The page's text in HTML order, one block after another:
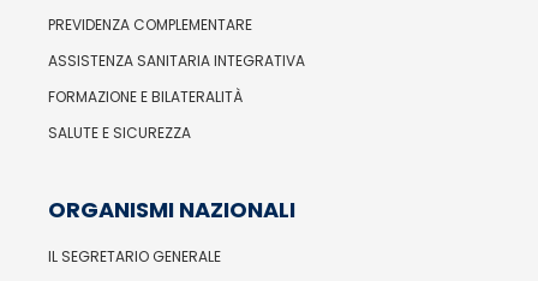
PREVIDENZA COMPLEMENTARE
ASSISTENZA SANITARIA INTEGRATIVA
FORMAZIONE E BILATERALITÀ
SALUTE E SICUREZZA
ORGANISMI NAZIONALI
IL SEGRETARIO GENERALE